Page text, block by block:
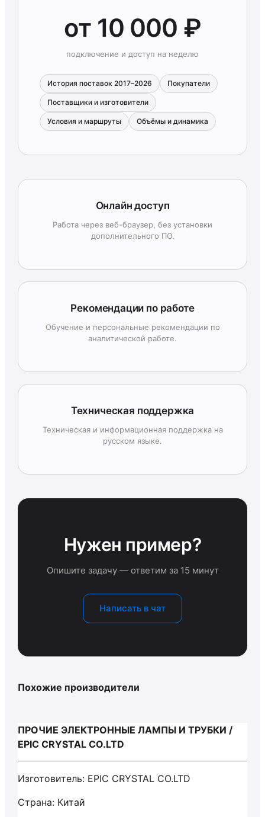
от 10 000 ₽
подключение и доступ на неделю
История поставок 2017–2026 Покупатели
Поставщики и изготовители
Условия и маршруты Объёмы и динамика
Онлайн доступ
Работа через веб-браузер, без установки
дополнительного ПО.
Рекомендации по работе
Обучение и персональные рекомендации по
аналитической работе.
Техническая поддержка
Техническая и информационная поддержка на
русском языке.
Нужен пример?
Опишите задачу — ответим за 15 минут
Написать в чат
Похожие производители
ПРОЧИЕ ЭЛЕКТРОННЫЕ ЛАМПЫ И ТРУБКИ /
EPIC CRYSTAL CO.LTD
Изготовитель: EPIC CRYSTAL CO.LTD
Страна: Китай